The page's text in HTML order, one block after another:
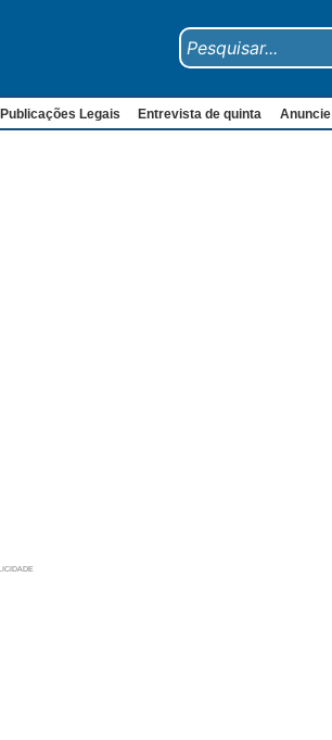
Publicações Legais Entrevista de quinta Anuncie